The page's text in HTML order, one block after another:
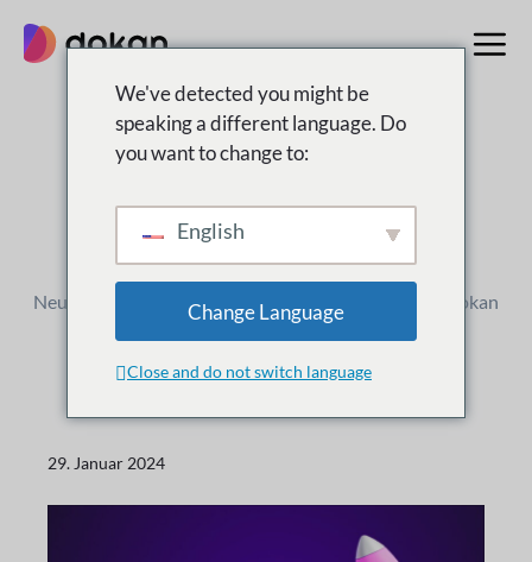
Inhalt
springen
Was ist
Neue Versionen, Verbesserungen und Updates für Dokan
29. Januar 2024
We've detected you might be
speaking a different language. Do
you want to change to:
English
Change Language
Close and do not switch language